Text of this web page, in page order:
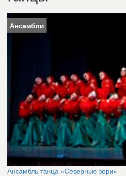
Ансамбли
Ансамбль танца «Северные зори»